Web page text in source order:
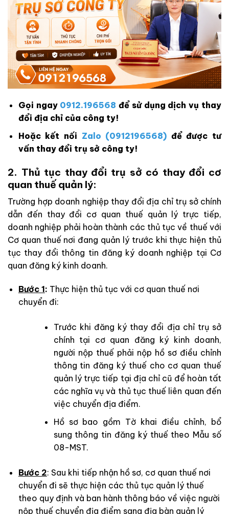
Gọi ngay 0912.196568 để sử dụng dịch vụ thay
đổi địa chỉ của công ty!
Hoặc kết nối Zalo (0912196568) để được tư
vấn thay đổi trụ sở công ty!
2. Thủ tục thay đổi trụ sở có thay đổi cơ
quan thuế quản lý:
Trường hợp doanh nghiệp thay đổi địa chỉ trụ sở chính
dẫn đến thay đổi cơ quan thuế quản lý trực tiếp,
doanh nghiệp phải hoàn thành các thủ tục về thuế với
Cơ quan thuế nơi đang quản lý trước khi thực hiện thủ
tục thay đổi thông tin đăng ký doanh nghiệp tại Cơ
quan đăng ký kinh doanh.
Bước 1: Thực hiện thủ tục với cơ quan thuế nơi
chuyển đi:
Trước khi đăng ký thay đổi địa chỉ trụ sở
chính tại cơ quan đăng ký kinh doanh,
người nộp thuế phải nộp hồ sơ điều chỉnh
thông tin đăng ký thuế cho cơ quan thuế
quản lý trực tiếp tại địa chỉ cũ để hoàn tất
các nghĩa vụ và thủ tục thuế liên quan đến
việc chuyển địa điểm.
Hồ sơ bao gồm Tờ khai điều chỉnh, bổ
sung thông tin đăng ký thuế theo Mẫu số
08-MST.
Bước 2: Sau khi tiếp nhận hồ sơ, cơ quan thuế nơi
chuyển đi sẽ thực hiện các thủ tục quản lý thuế
theo quy định và ban hành thông báo về việc người
nộp thuế chuyển địa điểm sang địa bàn quản lý